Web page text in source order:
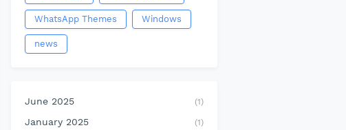
WhatsApp Themes Windows
news
June 2025 (1)
January 2025 (1)